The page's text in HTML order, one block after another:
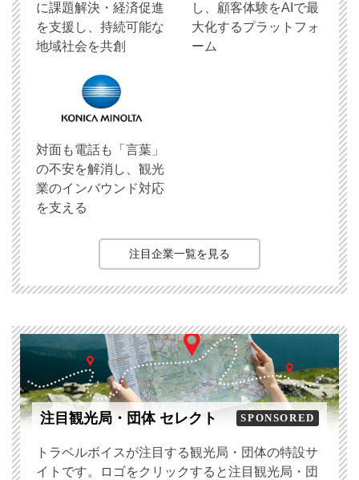
に課題解決・経済促進
を支援し、持続可能な
地域社会を共創
し、顧客体験をAIで最
大化するプラットフォ
ーム
対面も電話も「言葉」
の不安を解消し、観光
業のインバウンド対応
を支える
注目企業一覧を見る
注目観光局・団体 セレクト SPONSORED
トラベルボイスが注目する観光局・団体の特設サ
イトです。ロゴをクリックすると注目観光局・団